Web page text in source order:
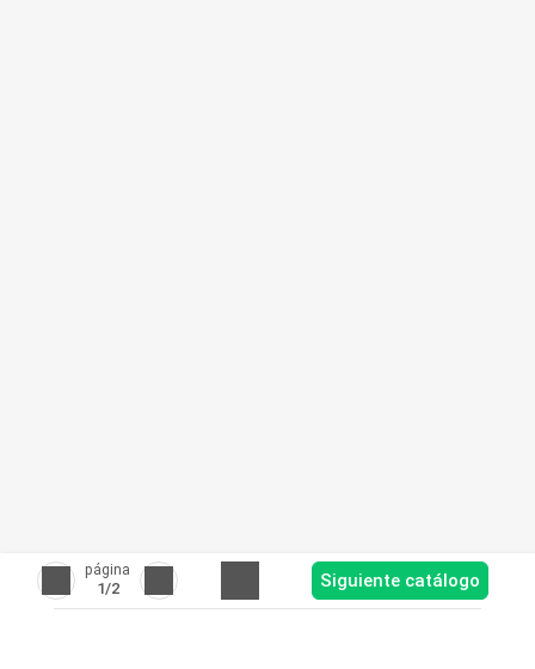
página
1/2 Siguiente catálogo